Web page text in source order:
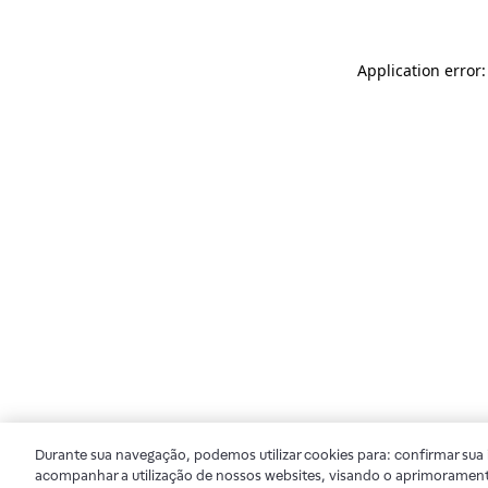
Application
Durante sua navegação, podemos utilizar cookies para: confirmar
acompanhar a utilização de nossos websites, visando o